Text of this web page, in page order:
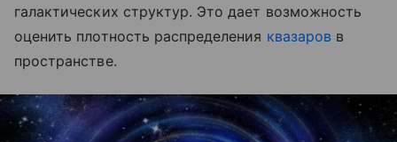
галактических структур. Это дает возможность
оценить плотность распределения квазаров в
пространстве.